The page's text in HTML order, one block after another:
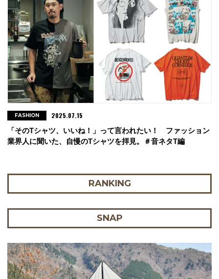
「そのTシャツ、いいね！」って言われたい！ ファッション
業界人に聞いた、自慢のTシャツを拝見。＃音ネタT編
FASHION 2025.07.15
RANKING
SNAP